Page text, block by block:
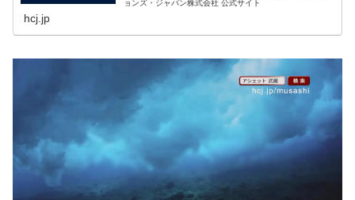
ョンズ・ジャパン株式会社 公式サイト
hcj.jp